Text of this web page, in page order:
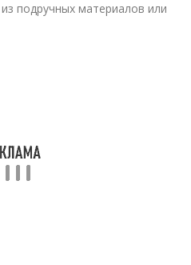
подручных материалов или